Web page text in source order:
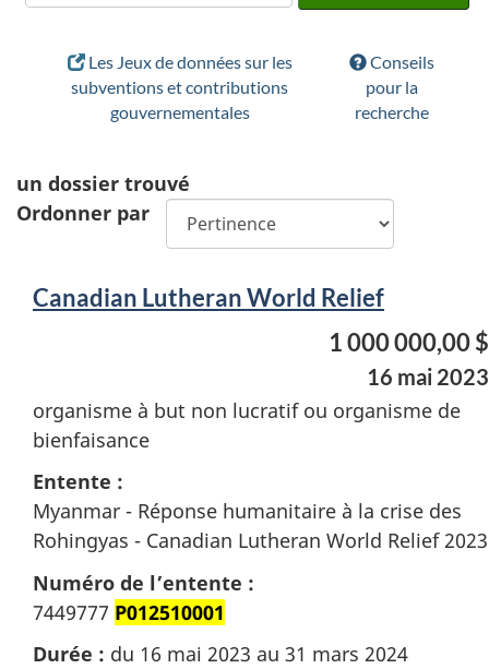
Les Jeux de données sur les
subventions et contributions
gouvernementales
Conseils
pour la
recherche
un dossier trouvé
Ordonner par
Canadian Lutheran World Relief
1 000 000,00 $
16 mai 2023
organisme à but non lucratif ou organisme de
bienfaisance
Entente :
Myanmar - Réponse humanitaire à la crise des
Rohingyas - Canadian Lutheran World Relief 2023
Numéro de l’entente :
7449777 P012510001
Durée : du 16 mai 2023 au 31 mars 2024